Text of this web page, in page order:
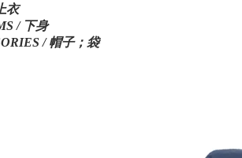
衣
/ 下身
/ 帽子；袋